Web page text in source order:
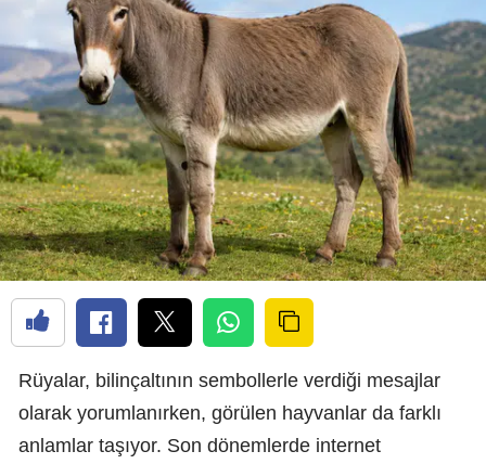
Rüyalar, bilinçaltının sembollerle verdiği mesajlar
olarak yorumlanırken, görülen hayvanlar da farklı
anlamlar taşıyor. Son dönemlerde internet